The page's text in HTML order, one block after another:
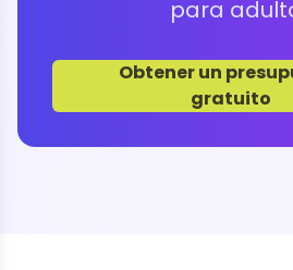
para
Obtener un
gratuito